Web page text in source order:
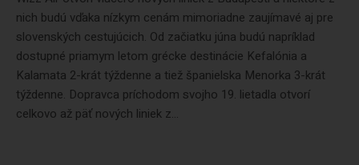
nich budú vďaka nízkym cenám mimoriadne zaujímavé aj pre
slovenských cestujúcich. Od začiatku júna budú napríklad
dostupné priamym letom grécke destinácie Kefalónia a
Kalamata 2-krát týždenne a tiež španielska Menorka 3-krát
týždenne. Dopravca príchodom svojho 19. lietadla otvorí
celkovo až päť nových liniek z...